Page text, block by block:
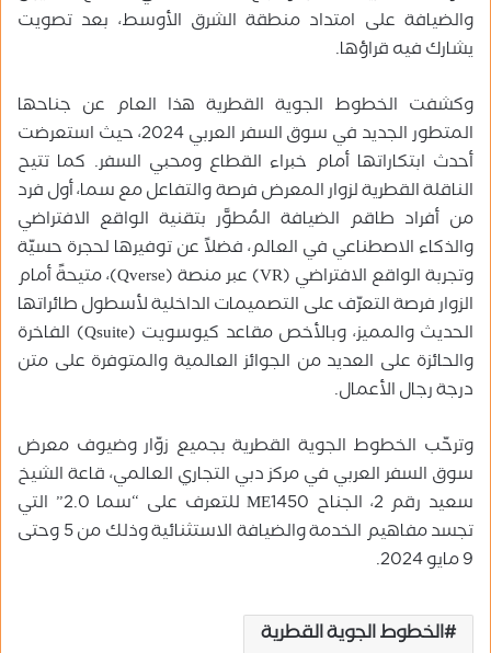
والضيافة على امتداد منطقة الشرق الأوسط، بعد تصويت
يشارك فيه قراؤها.
وكشفت الخطوط الجوية القطرية هذا العام عن جناحها
المتطور الجديد في سوق السفر العربي 2024، حيث استعرضت
أحدث ابتكاراتها أمام خبراء القطاع ومحبي السفر. كما تتيح
الناقلة القطرية لزوار المعرض فرصة والتفاعل مع سما، أول فرد
من أفراد طاقم الضيافة المُطوَّر بتقنية الواقع الافتراضي
والذكاء الاصطناعي في العالم، فضلاً عن توفيرها لحجرة حسيّة
وتجربة الواقع الافتراضي (VR) عبر منصة (Qverse)، متيحةً أمام
الزوار فرصة التعرّف على التصميمات الداخلية لأسطول طائراتها
الحديث والمميز، وبالأخص مقاعد كيوسويت (Qsuite) الفاخرة
والحائزة على العديد من الجوائز العالمية والمتوفرة على متن
درجة رجال الأعمال.
وترحّب الخطوط الجوية القطرية بجميع زوّار وضيوف معرض
سوق السفر العربي في مركز دبي التجاري العالمي، قاعة الشيخ
سعيد رقم 2، الجناح ME1450 للتعرف على “سما 2.0” التي
تجسد مفاهيم الخدمة والضيافة الاستثنائية وذلك من 5 وحتى
9 مايو 2024.
الخطوط الجوية القطرية